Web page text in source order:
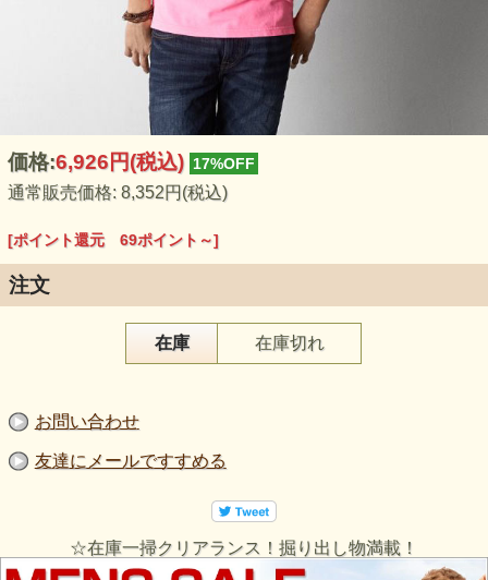
価格:6,926円(税込) 17%OFF
通常販売価格: 8,352円(税込)
[ポイント還元 69ポイント～]
注文
在庫 在庫切れ
お問い合わせ
友達にメールですすめる
☆在庫一掃クリアランス！掘り出し物満載！